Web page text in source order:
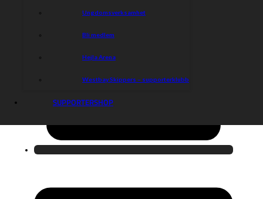
Ungdomsverksamhet
Bli medlem
Hejla Arena
Westbay Skippers – supporterklubb
SUPPORTERSHOP